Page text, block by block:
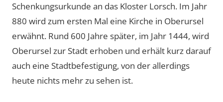
Schenkungsurkunde an das Kloster Lorsch. Im Jahr
880 wird zum ersten Mal eine Kirche in Oberursel
erwähnt. Rund 600 Jahre später, im Jahr 1444, wird
Oberursel zur Stadt erhoben und erhält kurz darauf
auch eine Stadtbefestigung, von der allerdings
heute nichts mehr zu sehen ist.